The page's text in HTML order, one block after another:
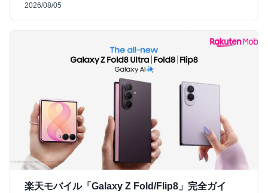
2026/08/05
楽天モバイル「Galaxy Z Fold/Flip8」完全ガイ